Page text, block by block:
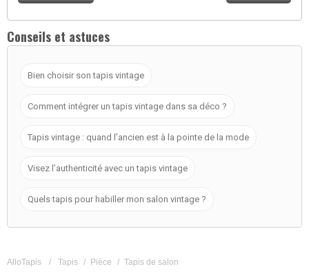
Conseils et astuces
Bien choisir son tapis vintage
Comment intégrer un tapis vintage dans sa déco ?
Tapis vintage : quand l’ancien est à la pointe de la mode
Visez l’authenticité avec un tapis vintage
Quels tapis pour habiller mon salon vintage ?
AlloTapis / Tapis / Pièce / Tapis de salon